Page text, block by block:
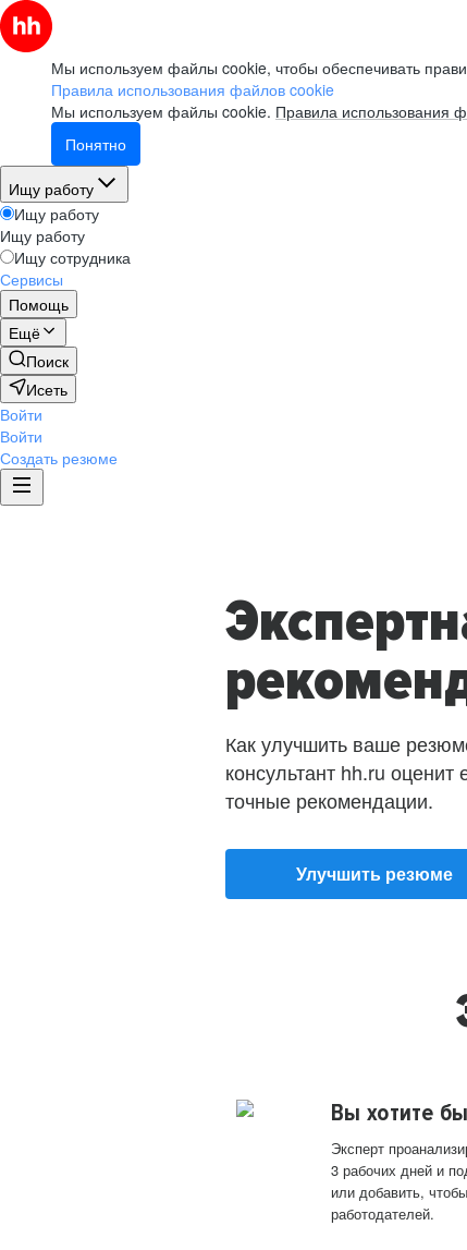
Мы используем файлы cookie, чтобы обеспечивать
Правила использования файлов cookie
Мы используем файлы cookie. Правила использования
Понятно
Ищу работу
Ищу работу
Ищу работу
Ищу сотрудника
Сервисы
Помощь
Ещё
Поиск
Исеть
Войти
Войти
Создать резюме
Как улучшить ваше
консультант hh.ru оценит
точные рекомендации.
Улучшить резюме
Вы хотите
Эксперт
3 рабочих дней и
или добавить,
работодателей.